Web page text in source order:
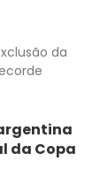
da
da Copa